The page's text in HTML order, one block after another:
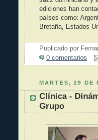
ediciones han
países como:
Bretaña, Estados
Publicado por
0 comentarios
MARTES, 29 DE
Clínica -
Grupo